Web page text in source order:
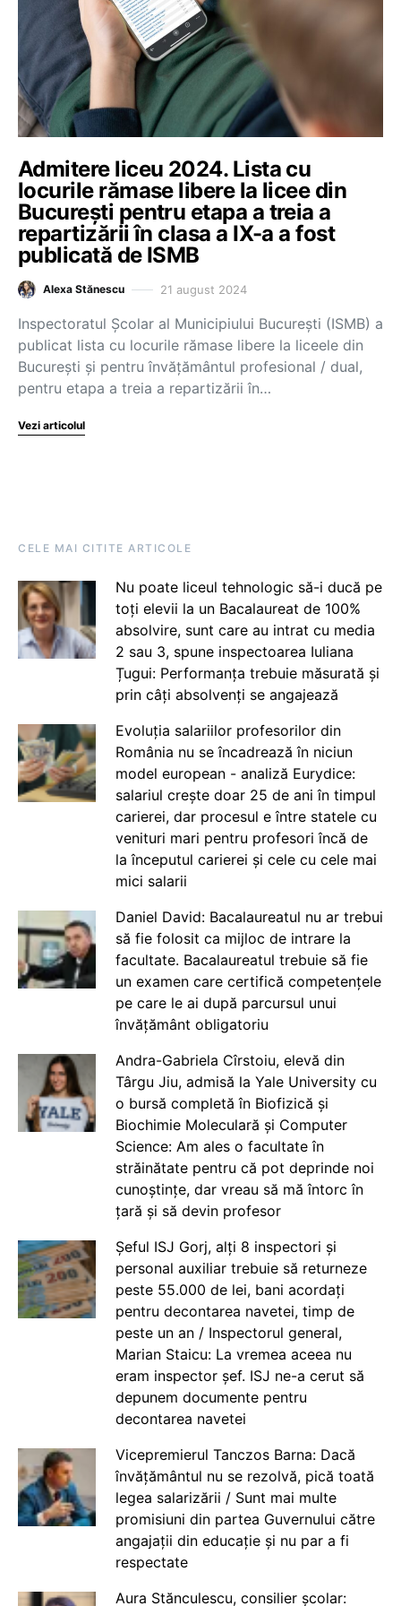
Admitere liceu 2024. Lista cu
locurile rămase libere la licee din
București pentru etapa a treia a
repartizării în clasa a IX-a a fost
publicată de ISMB
Alexa Stănescu 21 august 2024
Inspectoratul Școlar al Municipiului București (ISMB) a
publicat lista cu locurile rămase libere la liceele din
București și pentru învățământul profesional / dual,
pentru etapa a treia a repartizării în…
Vezi articolul
CELE MAI CITITE ARTICOLE
Nu poate liceul tehnologic să-i ducă pe
toți elevii la un Bacalaureat de 100%
absolvire, sunt care au intrat cu media
2 sau 3, spune inspectoarea Iuliana
Țugui: Performanța trebuie măsurată și
prin câți absolvenți se angajează
Evoluția salariilor profesorilor din
România nu se încadrează în niciun
model european - analiză Eurydice:
salariul crește doar 25 de ani în timpul
carierei, dar procesul e între statele cu
venituri mari pentru profesori încă de
la începutul carierei și cele cu cele mai
mici salarii
Daniel David: Bacalaureatul nu ar trebui
să fie folosit ca mijloc de intrare la
facultate. Bacalaureatul trebuie să fie
un examen care certifică competențele
pe care le ai după parcursul unui
învățământ obligatoriu
Andra-Gabriela Cîrstoiu, elevă din
Târgu Jiu, admisă la Yale University cu
o bursă completă în Biofizică și
Biochimie Moleculară și Computer
Science: Am ales o facultate în
străinătate pentru că pot deprinde noi
cunoștințe, dar vreau să mă întorc în
țară și să devin profesor
Șeful ISJ Gorj, alți 8 inspectori și
personal auxiliar trebuie să returneze
peste 55.000 de lei, bani acordați
pentru decontarea navetei, timp de
peste un an / Inspectorul general,
Marian Staicu: La vremea aceea nu
eram inspector șef. ISJ ne-a cerut să
depunem documente pentru
decontarea navetei
Vicepremierul Tanczos Barna: Dacă
învățământul nu se rezolvă, pică toată
legea salarizării / Sunt mai multe
promisiuni din partea Guvernului către
angajații din educație și nu par a fi
respectate
Aura Stănculescu, consilier școlar: